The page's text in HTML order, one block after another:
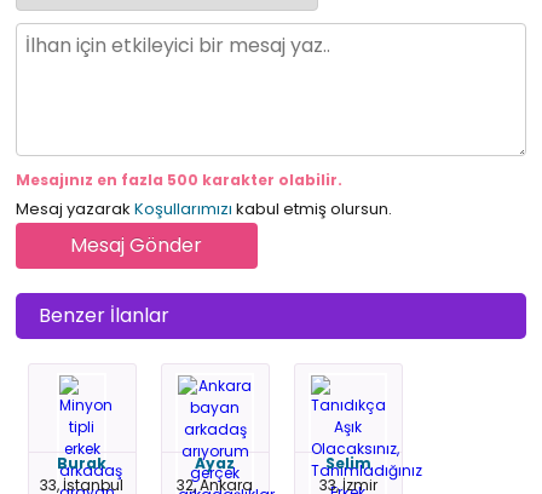
Mesajınız en fazla 500 karakter olabilir.
Mesaj yazarak Koşullarımızı kabul etmiş olursun.
Benzer İlanlar
Burak
33, İstanbul
Ayaz
32, Ankara
Selim
33, İzmir